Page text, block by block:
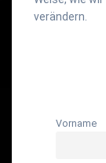
verändern.
Vorname